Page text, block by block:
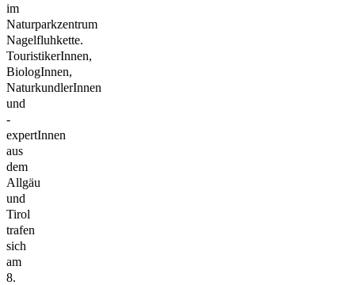
im
Naturparkzentrum
Nagelfluhkette.
TouristikerInnen,
BiologInnen,
NaturkundlerInnen
und
-
expertInnen
aus
dem
Allgäu
und
Tirol
trafen
sich
am
8.